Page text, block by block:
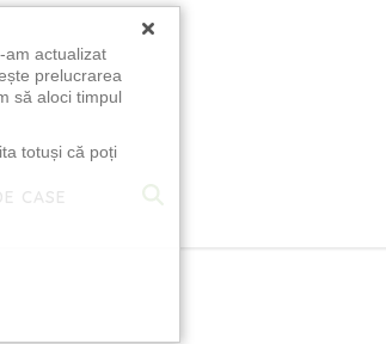
CASE
×
am actualizat
prelucrarea
să aloci timpul
totuși că poți